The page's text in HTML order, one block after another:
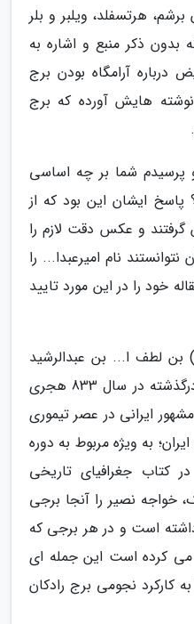
هرتسفلد، ویلبر و بلر
بدون ذکر منبع و اشاره به
آرامگاه بودن برج
هایش آورده که برج
پرسیدم شما بر چه اساسی
پاسخ ایشان این بود که از
گرفتند و عکس دقت لازم را
نام امیرعبدا... را
خود را در این مورد تایید
بن لطف ا... بن عبدالرشید
خوافی معروف به حافظِ اَبرو، درگذشته در سال 833 هجری
ایرانی در عصر تیموری
به ویژه مربوط به دوره
کتاب جغرافیای تاریخی
خواجه نصیر را آنجا برجی
است و در هر برجی که
کرده است این جمله ای
کارکرد نجومی برج رادکان